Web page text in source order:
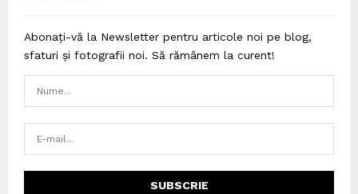
Abonați-vă la Newsletter pentru articole noi pe blog,
sfaturi și fotografii noi. Să rămânem la curent!